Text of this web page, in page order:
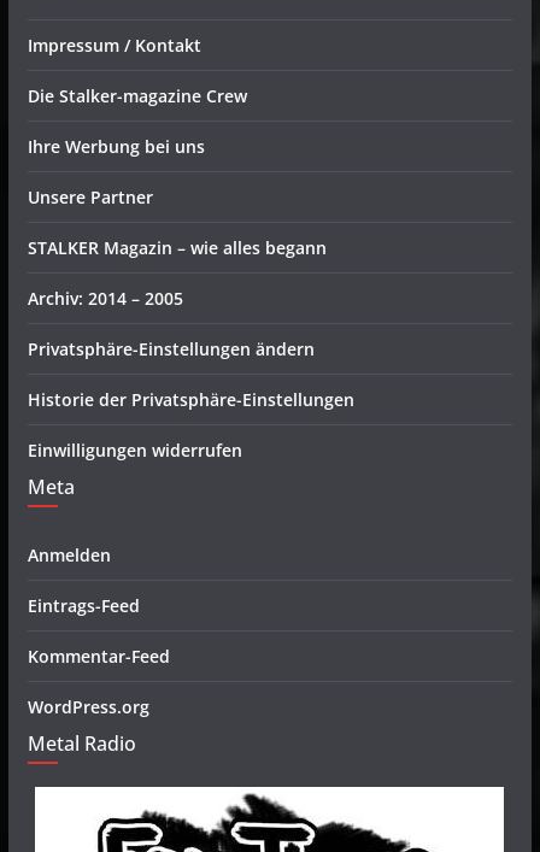
Impressum / Kontakt
Die Stalker-magazine Crew
Ihre Werbung bei uns
Unsere Partner
STALKER Magazin – wie alles begann
Archiv: 2014 – 2005
Privatsphäre-Einstellungen ändern
Historie der Privatsphäre-Einstellungen
Einwilligungen widerrufen
Meta
Anmelden
Eintrags-Feed
Kommentar-Feed
WordPress.org
Metal Radio